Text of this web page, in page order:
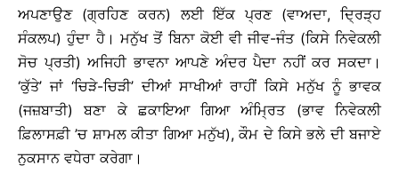
ਅਪਣਾਉਣ (ਗ੍ਰਹਿਣ ਕਰਨ) ਲਈ ਇੱਕ ਪ੍ਰਣ (ਵਾਅਦਾ, ਦ੍ਰਿੜ੍ਹ
ਸੰਕਲਪ) ਹੁੰਦਾ ਹੈ। ਮਨੁੱਖ ਤੋਂ ਬਿਨਾ ਕੋਈ ਵੀ ਜੀਵ-ਜੰਤ (ਕਿਸੇ ਨਿਵੇਕਲੀ
ਸੋਚ ਪ੍ਰਤੀ) ਅਜਿਹੀ ਭਾਵਨਾ ਆਪਣੇ ਅੰਦਰ ਪੈਦਾ ਨਹੀਂ ਕਰ ਸਕਦਾ।
‘ਕੁੱਤੇ’ ਜਾਂ ‘ਚਿੜੇ-ਚਿੜੀ’ ਦੀਆਂ ਸਾਖੀਆਂ ਰਾਹੀਂ ਕਿਸੇ ਮਨੁੱਖ ਨੂੰ ਭਾਵਕ
(ਜਜ਼ਬਾਤੀ) ਬਣਾ ਕੇ ਛਕਾਇਆ ਗਿਆ ਅੰਮ੍ਰਿਤ (ਭਾਵ ਨਿਵੇਕਲੀ
ਫ਼ਿਲਾਸਫ਼ੀ ’ਚ ਸ਼ਾਮਲ ਕੀਤਾ ਗਿਆ ਮਨੁੱਖ), ਕੌਮ ਦੇ ਕਿਸੇ ਭਲੇ ਦੀ ਬਜਾਏ
ਨੁਕਸਾਨ ਵਧੇਰਾ ਕਰੇਗਾ।